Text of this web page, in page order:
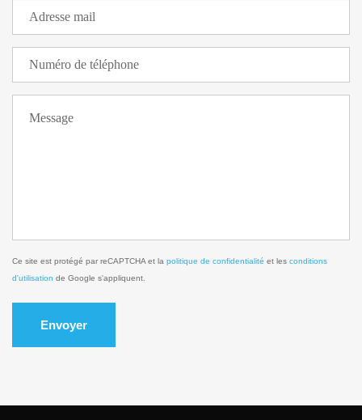
Ce site est protégé par reCAPTCHA et la politique de confidentialité et les conditions
d'utilisation de Google s'appliquent.
Envoyer